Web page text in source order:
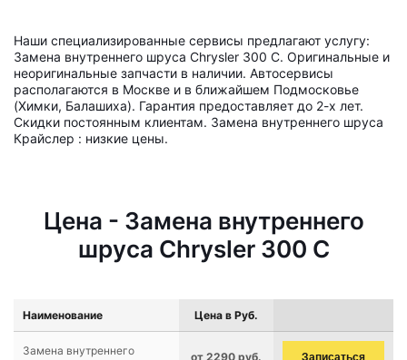
Наши специализированные сервисы предлагают услугу:
Замена внутреннего шруса Chrysler 300 C. Оригинальные и
неоригинальные запчасти в наличии. Автосервисы
располагаются в Москве и в ближайшем Подмосковье
(Химки, Балашиха). Гарантия предоставляет до 2-х лет.
Скидки постоянным клиентам. Замена внутреннего шруса
Крайслер : низкие цены.
Цена - Замена внутреннего
шруса Chrysler 300 C
Наименование Цена в Руб.
Замена внутреннего
от 2290 руб. Записаться